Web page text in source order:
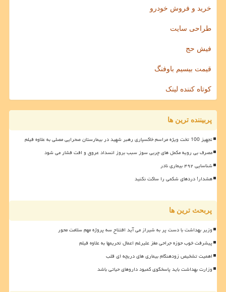
خرید و فروش خودرو
طراحی سایت
فیش حج
قیمت بیسیم باوفنگ
کوتاه کننده لینک
پربیننده ترین ها
تجهیز 100 تخت ویژه مراسم خاکسپاری رهبر شهید در بیمارستان صحرایی مصلی به علاوه فیلم
مصرف بی رویه مکمل های چربی سوز سبب بروز انسداد عروق و افت فشار می شود
شناسایی ۴۹۲ بیماری نادر
هشدار! دردهای شکمی را ساکت نکنید
پربحث ترین ها
وزیر بهداشت با دست پر به شیراز می آید افتتاح سه پروژه مهم سلامت محور
پیشرفت خوب حوزه جراحی مغز علیرغم اعمال تحریمها به علاوه فیلم
اهمیت تشخیص زودهنگام بیماری های دریچه ای قلب
وزارت بهداشت باید پاسخگوی کمبود داروهای حیاتی باشد